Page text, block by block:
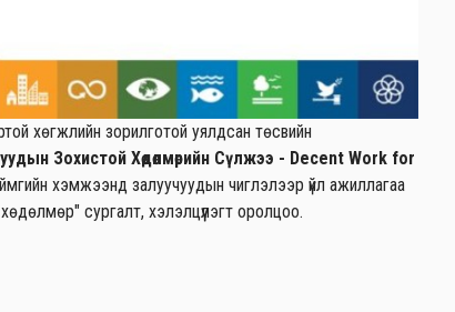
хөгжлийн зорилготой уялдсан төсвийн
Зохистой Хөдөлмөрийн Сүлжээ - Decent Work for
хэмжээнд залуучуудын чиглэлээр үйл ажиллагаа
сургалт, хэлэлцүүлэгт оролцоо.